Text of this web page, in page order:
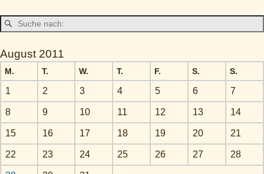
August 2011
M. T. W. T. F. S. S.
1 2 3 4 5 6 7
8 9 10 11 12 13 14
15 16 17 18 19 20 21
22 23 24 25 26 27 28